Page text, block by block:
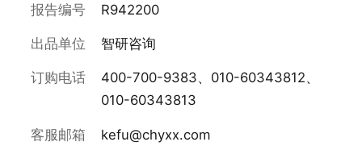
报告编号 R942200
出品单位 智研咨询
订购电话
400-700-9383、010-60343812、
010-60343813
客服邮箱 kefu@chyxx.com